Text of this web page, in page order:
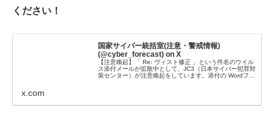
ください！
国家サイバー統括室(注意・警戒情報)
(@cyber_forecast) on X
【注意喚起】「 Re: ヴィスト修正 」という件名のウイル
ス添付メールが拡散中として、JC3（日本サイバー犯罪対
策センター）が注意喚起をしています。添付の Wordファ
x.com